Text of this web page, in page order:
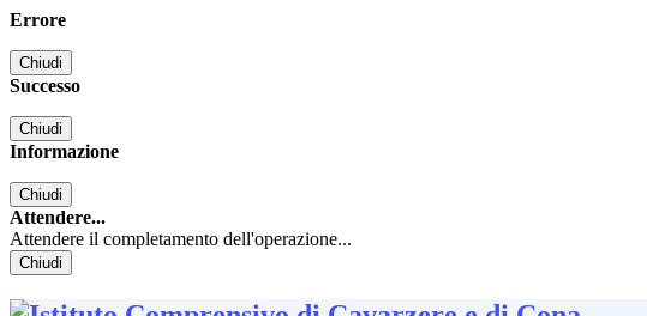
Errore
Chiudi
Successo
Chiudi
Informazione
Chiudi
Attendere...
Attendere il completamento dell'operazione...
Chiudi